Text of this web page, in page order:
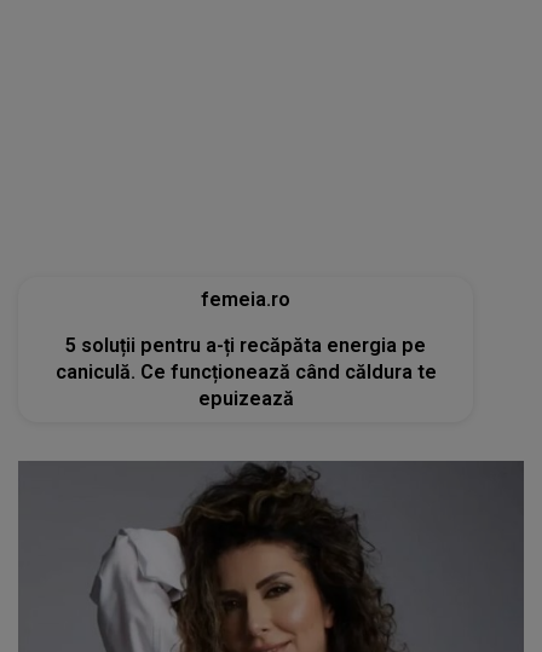
tvmania.libertatea.ro
Cum arată Carmen Brumă la 49 de ani, deși a
mâncat desert zilnic în vacanță: «Nu e noroc!»
[FOTO]